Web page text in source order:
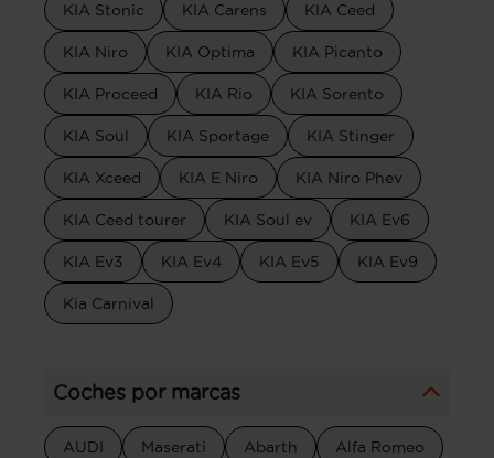
KIA Stonic KIA Carens KIA Ceed
KIA Niro KIA Optima KIA Picanto
KIA Proceed KIA Rio KIA Sorento
KIA Soul KIA Sportage KIA Stinger
KIA Xceed KIA E Niro KIA Niro Phev
KIA Ceed tourer KIA Soul ev KIA Ev6
KIA Ev3 KIA Ev4 KIA Ev5 KIA Ev9
Kia Carnival
Coches por marcas
AUDI Maserati Abarth Alfa Romeo